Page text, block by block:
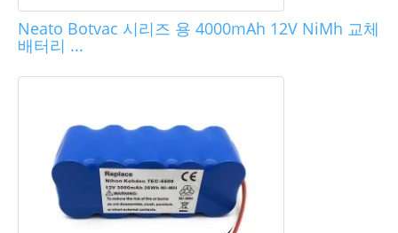
Neato Botvac 시리즈 용 4000mAh 12V NiMh 교체
배터리 ...